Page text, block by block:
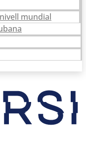
mundial